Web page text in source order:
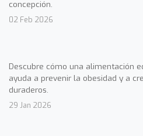
concepción.
02 Feb 2026
Descubre cómo una alimentación
ayuda a prevenir la obesidad y a
duraderos.
29 Jan 2026